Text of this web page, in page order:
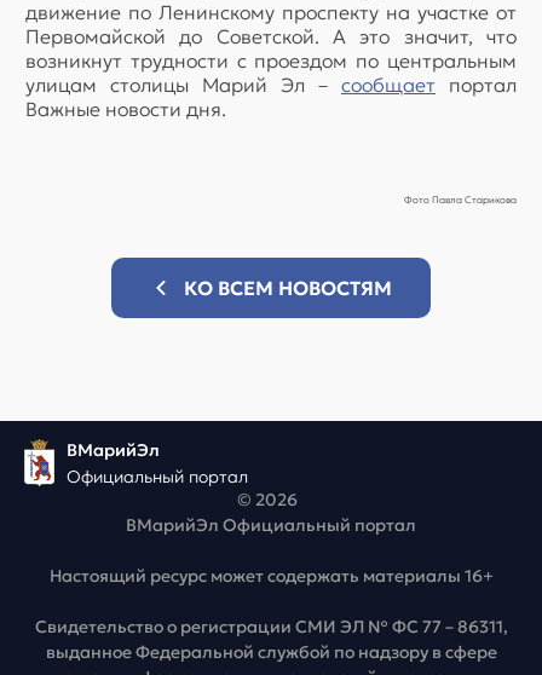
движение по Ленинскому проспекту на участке от
Первомайской до Советской. А это значит, что
возникнут трудности с проездом по центральным
улицам столицы Марий Эл – сообщает портал
Важные новости дня.
Фото Павла Старикова
КО ВСЕМ НОВОСТЯМ
ВМарийЭл
Официальный портал
© 2026
ВМарийЭл Официальный портал
Настоящий ресурс может содержать материалы 16+
Свидетельство о регистрации СМИ ЭЛ № ФС 77 – 86311,
выданное Федеральной службой по надзору в сфере